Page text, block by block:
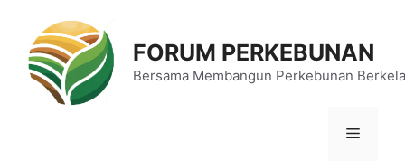
FORUM PERKEBUNAN
Bersama Membangun Perkebunan
Menu